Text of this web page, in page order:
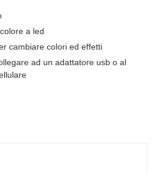
a led
cambiare colori ed effetti
ad un adattatore usb o al